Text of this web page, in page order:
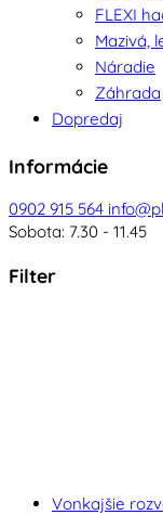
FLEXI
Mazivá,
Náradie
Záhrada
Dopredaj
Informácie
0902 915 564
Sobota: 7.30 - 11.45
Filter
Vonkajšie